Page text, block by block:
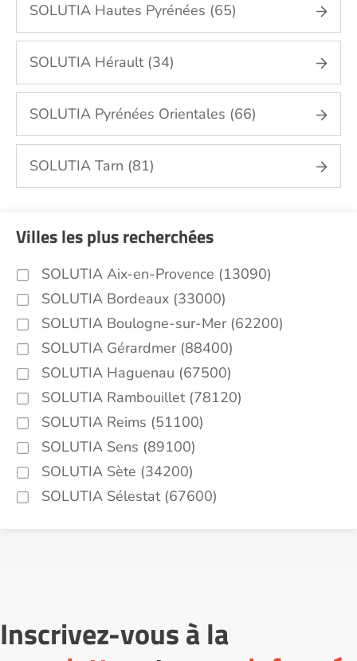
SOLUTIA Hautes Pyrénées (65)
SOLUTIA Hérault (34)
SOLUTIA Pyrénées Orientales (66)
SOLUTIA Tarn (81)
Villes les plus recherchées
SOLUTIA Aix-en-Provence (13090)
SOLUTIA Bordeaux (33000)
SOLUTIA Boulogne-sur-Mer (62200)
SOLUTIA Gérardmer (88400)
SOLUTIA Haguenau (67500)
SOLUTIA Rambouillet (78120)
SOLUTIA Reims (51100)
SOLUTIA Sens (89100)
SOLUTIA Sète (34200)
SOLUTIA Sélestat (67600)
Inscrivez-vous à la